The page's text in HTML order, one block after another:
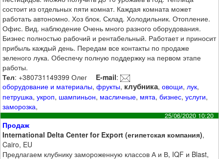
состоит из отдельных пяти комнат. Каждая комната может
работать автономно. Хоз блок. Склад. Холодильник. Отопление.
Офис. Вид. наблюдение Очень много разного оборудования.
Бизнес полностью рабочий и рентабельный. Работает и приносит
прибыль каждый день. Передам все контакты по продаже
зеленого лука. Обеспечу полную поддержку на первом этапе
работы.
Тел: +380731149399 Олег E-mail:
оборудование и материалы,фрукты, клубника,овощи, лук,
петрушка,укроп, шампиньон, масличные, мята,бизнес,услуги,
заморозка,
25/06/2020 10:20
Продаж
International Delta Center for Export (египетская компания),
Cairo, EU
Предлагаем клубнику замороженную классов А и В, IQF и Blast,